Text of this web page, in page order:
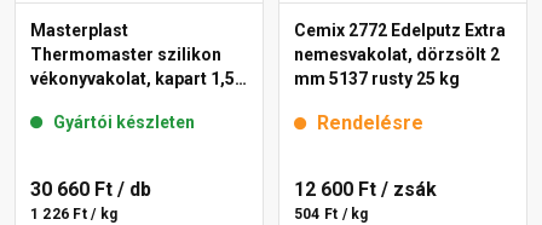
Masterplast
Thermomaster szilikon
vékonyvakolat, kapart 1,5
Gyártói készleten
30 660 Ft / db
1 226 Ft / kg
Cemix 2772 Edelputz Extra
nemesvakolat, dörzsölt 2
mm 5137 rusty 25 kg
Rendelésre
12 600 Ft / zsák
504 Ft / kg